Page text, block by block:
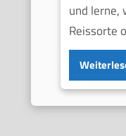
und lerne,
Reissorte